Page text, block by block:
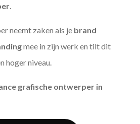
neemt zaken als je brand
mee in zijn werk en tilt dit
hoger niveau.
grafische ontwerper in